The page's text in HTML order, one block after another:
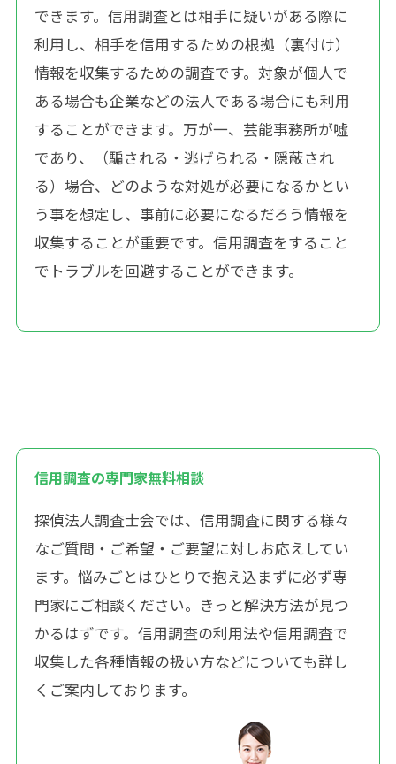
できます。信用調査とは相手に疑いがある際に
利用し、相手を信用するための根拠（裏付け）
情報を収集するための調査です。対象が個人で
ある場合も企業などの法人である場合にも利用
することができます。万が一、芸能事務所が噓
であり、（騙される・逃げられる・隠蔽され
る）場合、どのような対処が必要になるかとい
う事を想定し、事前に必要になるだろう情報を
収集することが重要です。信用調査をすること
でトラブルを回避することができます。
信用調査の専門家無料相談
探偵法人調査士会では、信用調査に関する様々
なご質問・ご希望・ご要望に対しお応えしてい
ます。悩みごとはひとりで抱え込まずに必ず専
門家にご相談ください。きっと解決方法が見つ
かるはずです。信用調査の利用法や信用調査で
収集した各種情報の扱い方などについても詳し
くご案内しております。